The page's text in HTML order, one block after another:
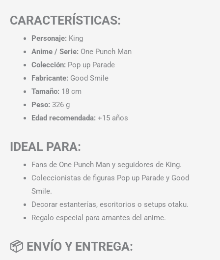
CARACTERÍSTICAS:
Personaje: King
Anime / Serie: One Punch Man
Colección: Pop up Parade
Fabricante: Good Smile
Tamaño: 18 cm
Peso: 326 g
Edad recomendada: +15 años
IDEAL PARA:
Fans de One Punch Man y seguidores de King.
Coleccionistas de figuras Pop up Parade y Good
Smile.
Decorar estanterías, escritorios o setups otaku.
Regalo especial para amantes del anime.
📦 ENVÍO Y ENTREGA: